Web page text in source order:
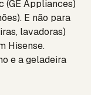
(GE Appliances)
E não para
lavadoras)
Hisense.
e a geladeira